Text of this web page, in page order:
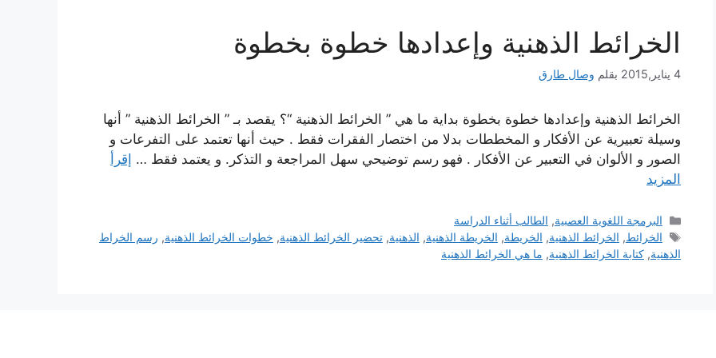
الخرائط الذهنية وإعدادها خطوة بخطوة
4 يناير,2015 بقلم وصال طارق
الخرائط الذهنية وإعدادها خطوة بخطوة بداية ما هي ” الخرائط الذهنية “؟ يقصد بـ ” الخرائط الذهنية ” أنها
وسيلة تعبيرية عن الأفكار و المخططات بدلا من اختصار الفقرات فقط . حيث أنها تعتمد على التفرعات و
الصور و الألوان في التعبير عن الأفكار . فهو رسم توضيحي سهل المراجعة و التذكر. و يعتمد فقط … إقرأ
المزيد
التصنيفات
البرمجة اللغوية العصبية, الطالب أثناء الدراسة
الوسوم
الخرائط, الخرائط الذهنية, الخريطة, الخريطة الذهنية, الذهنية,تحضير الخرائط الذهنية, خطوات الخرائط الذهنية, رسم الخراط
الذهنية, كتابة الخرائط الذهنية, ما هي الخرائط الذهنية